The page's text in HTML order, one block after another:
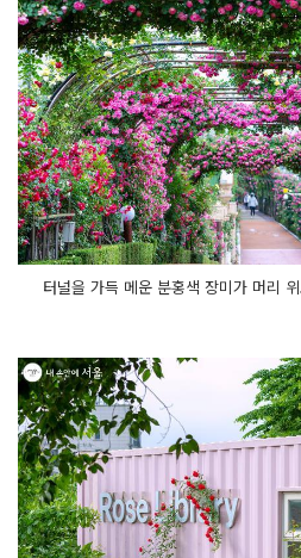
터널을 가득 메운 분홍색 장미가 머리